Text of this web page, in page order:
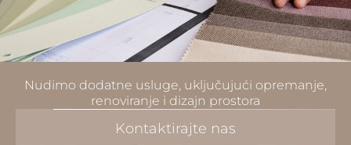
Nudimo dodatne usluge, uključujući opremanje,
renoviranje i dizajn prostora
Kontaktirajte nas